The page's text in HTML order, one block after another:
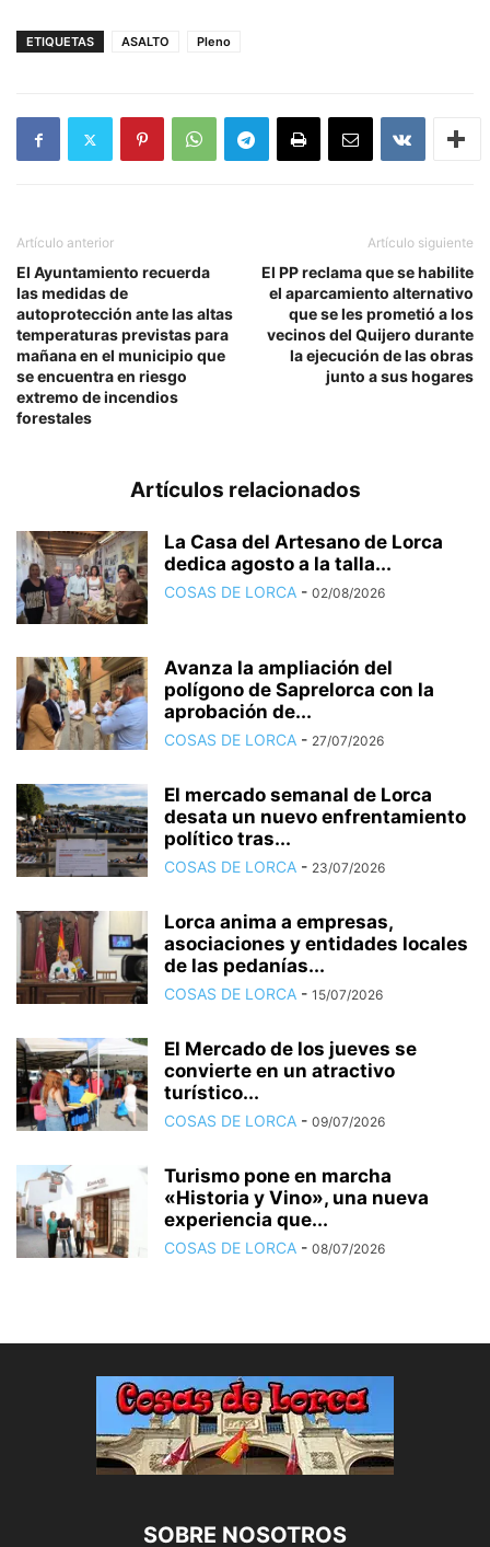
ETIQUETAS ASALTO Pleno
Artículo anterior
El Ayuntamiento recuerda
las medidas de
autoprotección ante las altas
temperaturas previstas para
mañana en el municipio que
se encuentra en riesgo
extremo de incendios
forestales
Artículo siguiente
El PP reclama que se habilite
el aparcamiento alternativo
que se les prometió a los
vecinos del Quijero durante
la ejecución de las obras
junto a sus hogares
Artículos relacionados
La Casa del Artesano de Lorca
dedica agosto a la talla...
COSAS DE LORCA - 02/08/2026
Avanza la ampliación del
polígono de Saprelorca con la
aprobación de...
COSAS DE LORCA - 27/07/2026
El mercado semanal de Lorca
desata un nuevo enfrentamiento
político tras...
COSAS DE LORCA - 23/07/2026
Lorca anima a empresas,
asociaciones y entidades locales
de las pedanías...
COSAS DE LORCA - 15/07/2026
El Mercado de los jueves se
convierte en un atractivo
turístico...
COSAS DE LORCA - 09/07/2026
Turismo pone en marcha
«Historia y Vino», una nueva
experiencia que...
COSAS DE LORCA - 08/07/2026
SOBRE NOSOTROS